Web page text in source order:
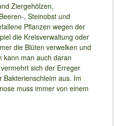
Ziergehölzen,
, Steinobst und
Pflanzen wegen der
die Kreisverwaltung oder
die Blüten verwelken und
kann man auch daran
sich der Erreger
aus. Im
muss immer von einem